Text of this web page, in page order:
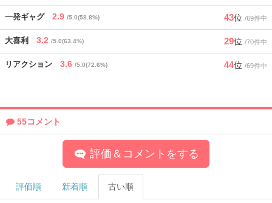
一発ギャグ 2.9 /5.0(58.8%) 43位 /69件中
大喜利 3.2 /5.0(63.4%) 29位 /70件中
リアクション 3.6 /5.0(72.6%) 44位 /69件中
55コメント
評価＆コメントをする
評価順 新着順 古い順